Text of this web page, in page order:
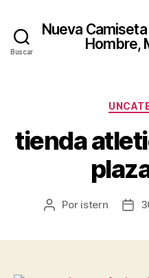
Buscar
Nueva
Hombre,
tienda
Autor
Por istern